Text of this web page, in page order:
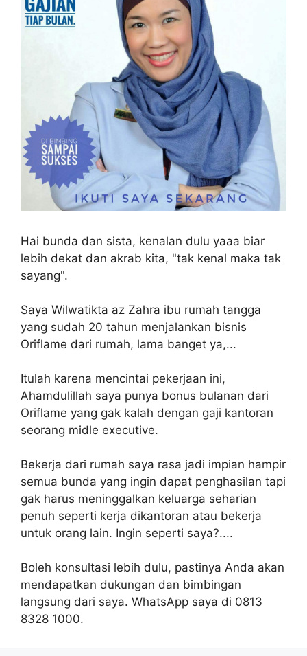
Hai bunda dan sista, kenalan dulu yaaa biar
lebih dekat dan akrab kita, "tak kenal maka tak
sayang".
Saya Wilwatikta az Zahra ibu rumah tangga
yang sudah 20 tahun menjalankan bisnis
Oriflame dari rumah, lama banget ya,...
Itulah karena mencintai pekerjaan ini,
Ahamdulillah saya punya bonus bulanan dari
Oriflame yang gak kalah dengan gaji kantoran
seorang midle executive.
Bekerja dari rumah saya rasa jadi impian hampir
semua bunda yang ingin dapat penghasilan tapi
gak harus meninggalkan keluarga seharian
penuh seperti kerja dikantoran atau bekerja
untuk orang lain. Ingin seperti saya?....
Boleh konsultasi lebih dulu, pastinya Anda akan
mendapatkan dukungan dan bimbingan
langsung dari saya. WhatsApp saya di 0813
8328 1000.